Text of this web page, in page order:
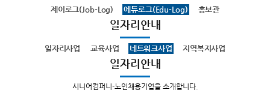
제이로그(Job-Log) 에듀로그(Edu-Log) 홍보관
일자리안내
일자리사업 교육사업 네트워크사업 지역복지사업
일자리안내
시니어컴퍼니-노인채용기업을 소개합니다.